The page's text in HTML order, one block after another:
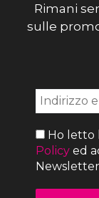
Rimani
sulle
Ho letto
Policy ed
Newsletter